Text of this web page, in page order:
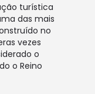
turística
das mais
no
vezes
o
o Reino